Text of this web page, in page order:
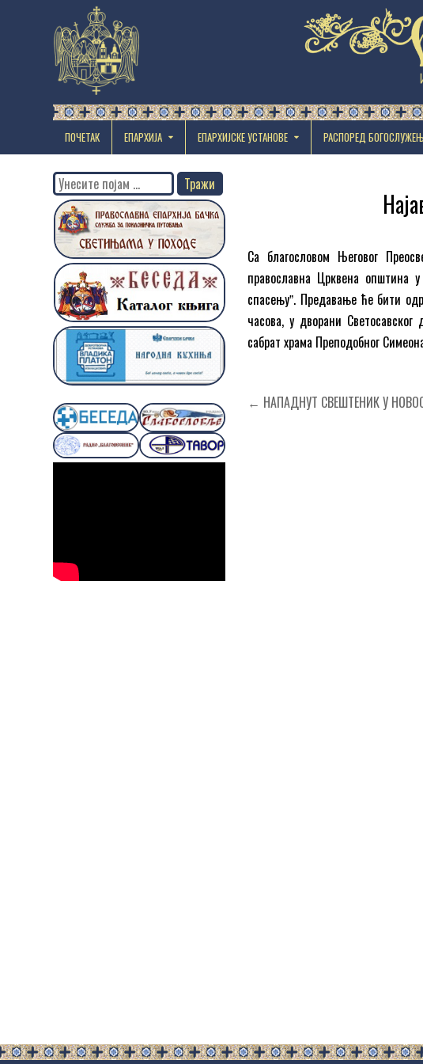
ПОЧЕТАК ЕПАРХИЈА EПАРХИЈСКЕ УСТАНОВЕ РАСПОРЕД
Са благословом Његовог
православна Црквена општина
спасењуˮ. Предавање ће бити
часова, у дворани
сабрат храма Преподобног
Кретање
← НАПАДНУТ СВЕШТЕНИК У
Search
for: